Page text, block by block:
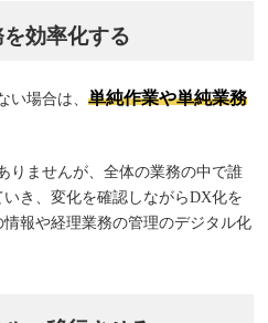
効率化する
い場合は、単純作業や単純業務
りませんが、全体の業務の中で誰
き、変化を確認しながらDX化を
報や経理業務の管理のデジタル化